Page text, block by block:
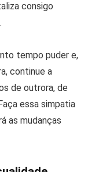
consigo
tempo puder e,
continue a
de outrora, de
essa simpatia
as mudanças